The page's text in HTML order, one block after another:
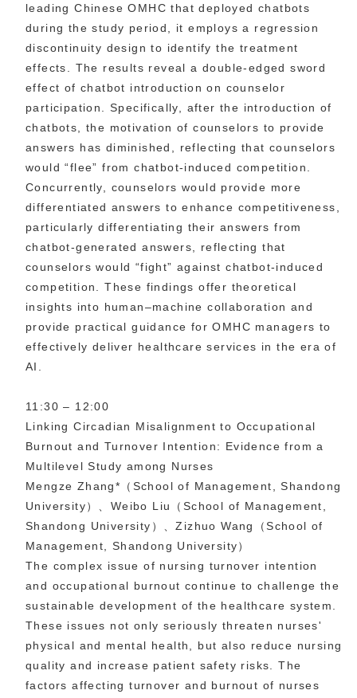
leading Chinese OMHC that deployed chatbots
during the study period, it employs a regression
discontinuity design to identify the treatment
effects. The results reveal a double-edged sword
effect of chatbot introduction on counselor
participation. Specifically, after the introduction of
chatbots, the motivation of counselors to provide
answers has diminished, reflecting that counselors
would “flee” from chatbot-induced competition.
Concurrently, counselors would provide more
differentiated answers to enhance competitiveness,
particularly differentiating their answers from
chatbot-generated answers, reflecting that
counselors would “fight” against chatbot-induced
competition. These findings offer theoretical
insights into human–machine collaboration and
provide practical guidance for OMHC managers to
effectively deliver healthcare services in the era of
AI.
11:30 – 12:00
Linking Circadian Misalignment to Occupational
Burnout and Turnover Intention: Evidence from a
Multilevel Study among Nurses
Mengze Zhang*（School of Management, Shandong
University）、Weibo Liu（School of Management,
Shandong University）、Zizhuo Wang（School of
Management, Shandong University）
The complex issue of nursing turnover intention
and occupational burnout continue to challenge the
sustainable development of the healthcare system.
These issues not only seriously threaten nurses'
physical and mental health, but also reduce nursing
quality and increase patient safety risks. The
factors affecting turnover and burnout of nurses